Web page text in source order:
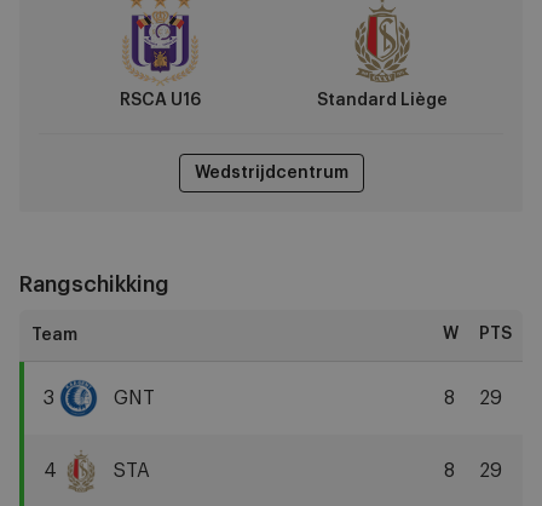
RSCA U16 Standard Liège
Wedstrijdcentrum
Rangschikking
W PTS
3
Gent
GNT 8 29
4
STA 8 29